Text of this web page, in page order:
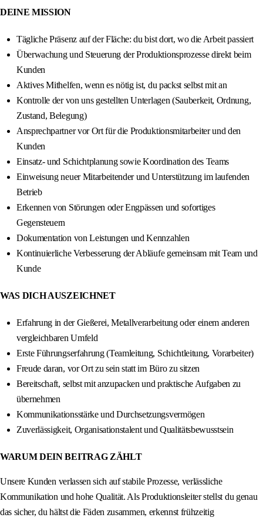
DEINE MISSION
Tägliche Präsenz auf der Fläche: du bist dort, wo die Arbeit passiert
Überwachung und Steuerung der Produktionsprozesse direkt beim
Kunden
Aktives Mithelfen, wenn es nötig ist, du packst selbst mit an
Kontrolle der von uns gestellten Unterlagen (Sauberkeit, Ordnung,
Zustand, Belegung)
Ansprechpartner vor Ort für die Produktionsmitarbeiter und den
Kunden
Einsatz- und Schichtplanung sowie Koordination des Teams
Einweisung neuer Mitarbeitender und Unterstützung im laufenden
Betrieb
Erkennen von Störungen oder Engpässen und sofortiges
Gegensteuern
Dokumentation von Leistungen und Kennzahlen
Kontinuierliche Verbesserung der Abläufe gemeinsam mit Team und
Kunde
WAS DICH AUSZEICHNET
Erfahrung in der Gießerei, Metallverarbeitung oder einem anderen
vergleichbaren Umfeld
Erste Führungserfahrung (Teamleitung, Schichtleitung, Vorarbeiter)
Freude daran, vor Ort zu sein statt im Büro zu sitzen
Bereitschaft, selbst mit anzupacken und praktische Aufgaben zu
übernehmen
Kommunikationsstärke und Durchsetzungsvermögen
Zuverlässigkeit, Organisationstalent und Qualitätsbewusstsein
WARUM DEIN BEITRAG ZÄHLT
Unsere Kunden verlassen sich auf stabile Prozesse, verlässliche
Kommunikation und hohe Qualität. Als Produktionsleiter stellst du genau
das sicher, du hältst die Fäden zusammen, erkennst frühzeitig